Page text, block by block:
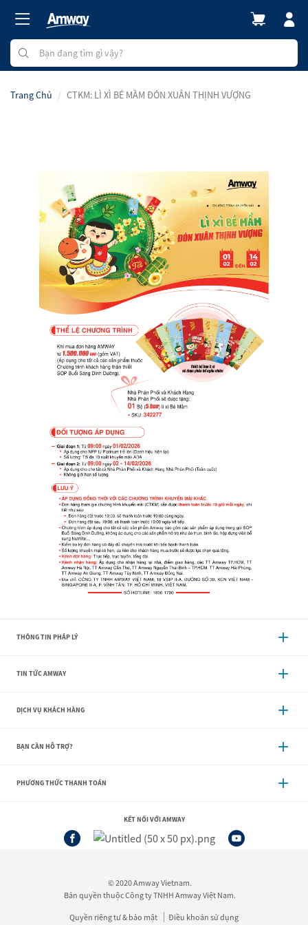
Trang Chủ CTKM: LÌ XÌ BÉ MẦM ĐÓN XUÂN THỊNH VƯỢNG
THÔNG TIN PHÁP LÝ
TIN TỨC AMWAY
DỊCH VỤ KHÁCH HÀNG
BẠN CẦN HỖ TRỢ?
PHƯƠNG THỨC THANH TOÁN
KẾT NỐI VỚI AMWAY
© 2020 Amway Vietnam.
Bản quyền thuộc Công ty TNHH Amway Việt Nam.
Quyền riêng tư & bảo mật Điều khoản sử dụng